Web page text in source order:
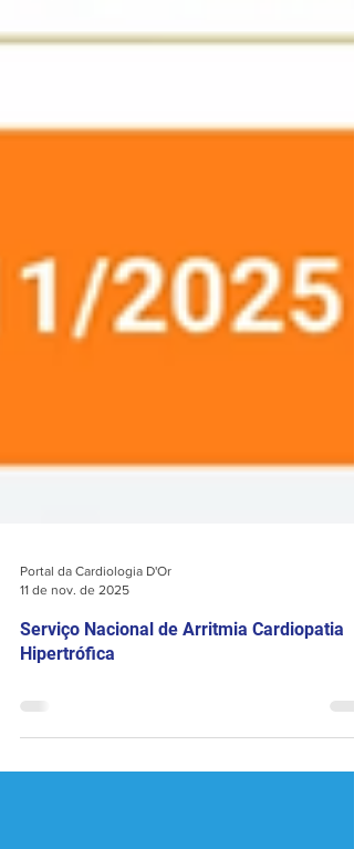
11 de nov. de 2025
Serviço Nacional de Arritmia Cardiopatia